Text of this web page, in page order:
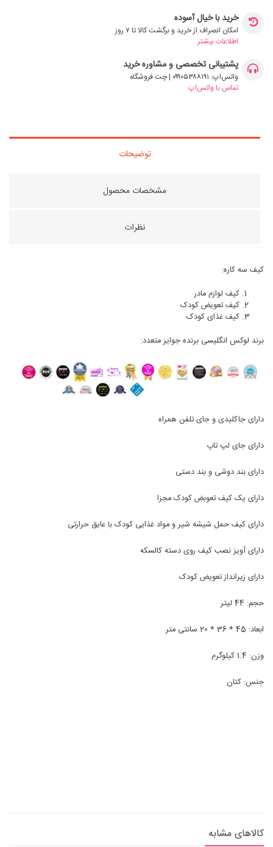
خرید با خیال آسوده
امکان انصراف از خرید و برگشت کالا تا ۷ روز
اطلاعات بیشتر
پشتیبانی تخصصی و مشاوره خرید
واتس‌اپ: ۰۹۹۰۵۳۸۸۱۹۱ | چت فروشگاه
تماس با واتس‌اپ
توضیحات
مشخصات محصول
نظرات
کیف سه کاره:
کیف لوازم مادر
کیف تعویض کودک
کیف غذای کودک
برند لوکس انگلیسی برنده جوایز متعدد:
دارای جاکلیدی و جای تلفن همراه
دارای جای لپ تاپ
دارای بند دوشی و بند دستی
دارای یک کیف تعوبض کودک مجزا
دارای کیف حمل شیشه شیر و مواد غذایی کودک با عایق حرارتی
دارای آویز نصب کیف روی دسته کالسکه
دارای زیرانداز تعویض کودک
حجم: 44 لیتر
ابعاد: 45 * 36 * 20 سانتی متر
وزن: 1.4 کیلوگرم
جنس: کتان
کالاهای مشابه